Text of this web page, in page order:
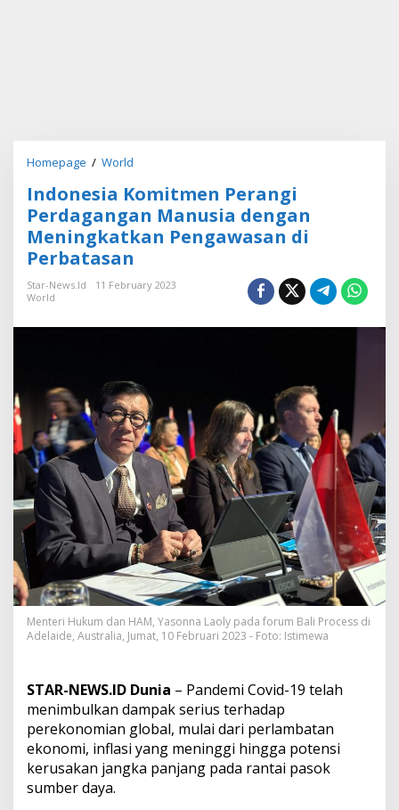
Homepage / World
d
o
n
e
a
m
e
n
P
e
r
a
n
g
i
P
e
r
d
a
g
a
a
n
M
a
n
u
Indonesia Komitmen Perangi
Perdagangan Manusia dengan
Meningkatkan Pengawasan di
Perbatasan
Star-News.id
11 February 2023
World
Menteri Hukum dan HAM, Yasonna Laoly pada forum Bali Process di
Adelaide, Australia, Jumat, 10 Februari 2023 - Foto: Istimewa
STAR-NEWS.ID Dunia – Pandemi Covid-19 telah
menimbulkan dampak serius terhadap
perekonomian global, mulai dari perlambatan
ekonomi, inflasi yang meninggi hingga potensi
kerusakan jangka panjang pada rantai pasok
sumber daya.